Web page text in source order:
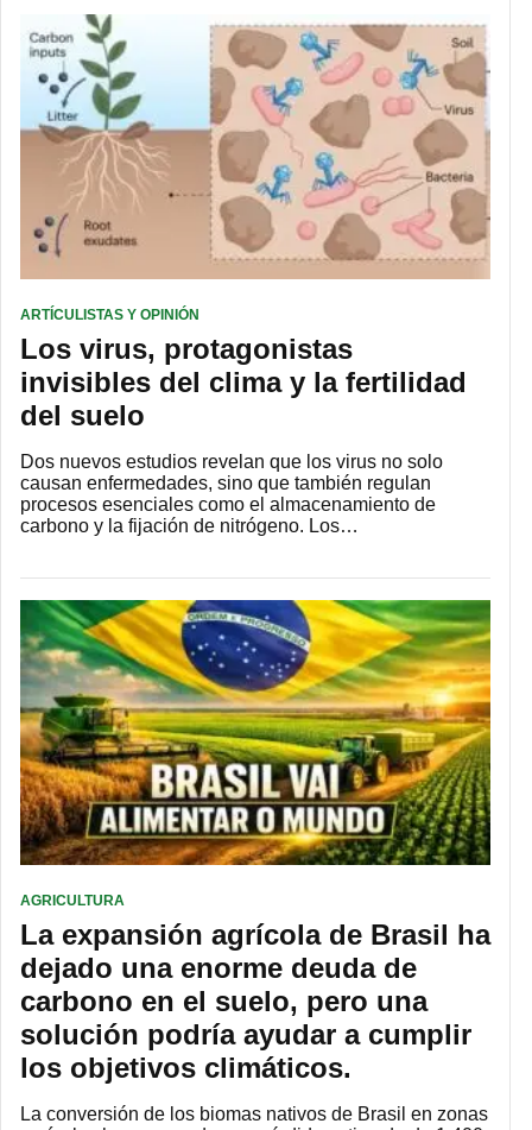
ARTÍCULISTAS Y OPINIÓN
Los virus, protagonistas
invisibles del clima y la fertilidad
del suelo
Dos nuevos estudios revelan que los virus no solo
causan enfermedades, sino que también regulan
procesos esenciales como el almacenamiento de
carbono y la fijación de nitrógeno. Los…
AGRICULTURA
La expansión agrícola de Brasil ha
dejado una enorme deuda de
carbono en el suelo, pero una
solución podría ayudar a cumplir
los objetivos climáticos.
La conversión de los biomas nativos de Brasil en zonas